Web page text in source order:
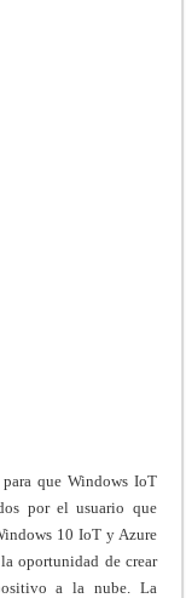
que Windows IoT
por el usuario que
10 IoT y Azure
oportunidad de crear
a la nube. La